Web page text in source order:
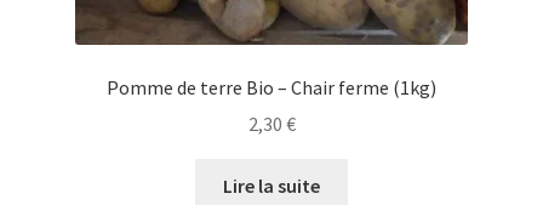
Pomme de terre Bio – Chair ferme (1kg)
2,30 €
Lire la suite